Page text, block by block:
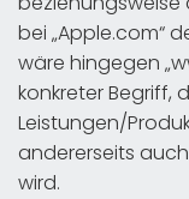
bei „Apple.com“
wäre hingegen
konkreter Begriff,
Leistungen/
andererseits
wird.